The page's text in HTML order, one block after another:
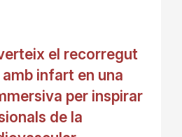
el recorregut
amb infart en una
per inspirar
de la